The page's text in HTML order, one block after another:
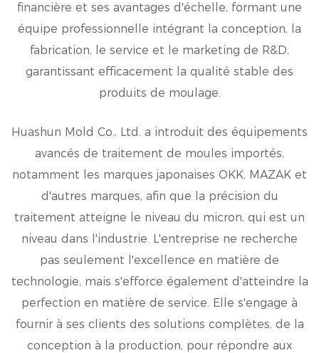
financière et ses avantages d'échelle, formant une
équipe professionnelle intégrant la conception, la
fabrication, le service et le marketing de R&D,
garantissant efficacement la qualité stable des
produits de moulage.
Huashun Mold Co., Ltd. a introduit des équipements
avancés de traitement de moules importés,
notamment les marques japonaises OKK, MAZAK et
d'autres marques, afin que la précision du
traitement atteigne le niveau du micron, qui est un
niveau dans l'industrie. L'entreprise ne recherche
pas seulement l'excellence en matière de
technologie, mais s'efforce également d'atteindre la
perfection en matière de service. Elle s'engage à
fournir à ses clients des solutions complètes, de la
conception à la production, pour répondre aux